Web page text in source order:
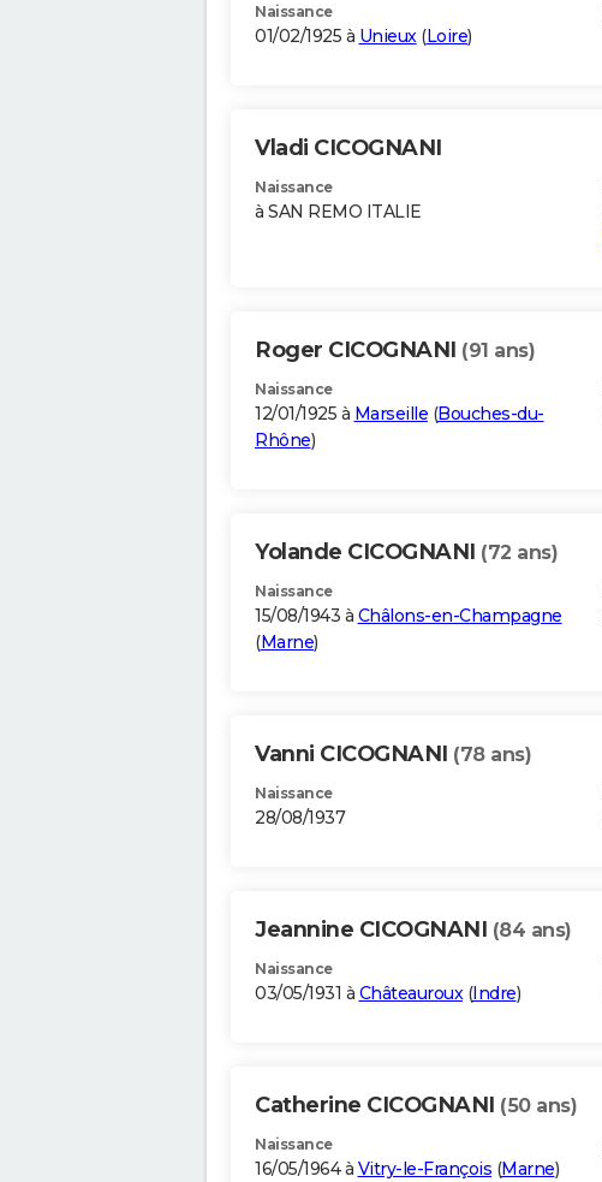
Naissance
01/02/1925 à Unieux(Loire)
Vladi CICOGNANI
Naissance
à SAN REMO ITALIE
Roger CICOGNANI (91 ans)
Naissance
12/01/1925 à Marseille (Bouches-du-
Rhône)
Yolande CICOGNANI (72 ans)
Naissance
15/08/1943 à Châlons-en-Champagne
(Marne)
Vanni CICOGNANI (78 ans)
Naissance
28/08/1937
Jeannine CICOGNANI (84 ans)
Naissance
03/05/1931 à Châteauroux(Indre)
Catherine CICOGNANI (50 ans)
Naissance
16/05/1964 à Vitry-le-François (Marne)